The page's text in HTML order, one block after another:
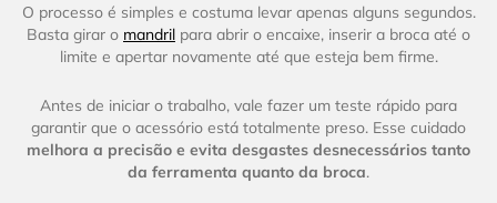
O processo é simples e costuma levar apenas alguns segundos.
Basta girar o mandril para abrir o encaixe, inserir a broca até o
limite e apertar novamente até que esteja bem firme.
Antes de iniciar o trabalho, vale fazer um teste rápido para
garantir que o acessório está totalmente preso. Esse cuidado
melhora a precisão e evita desgastes desnecessários tanto
da ferramenta quanto da broca.